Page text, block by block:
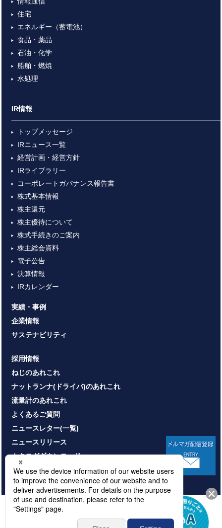
住宅
エネルギー（蓄電池）
食品・薬品
石油・化学
船舶・燃焼
水処理
IR情報
トップメッセージ
IRニュース一覧
経営計画・経営方針
IRライブラリー
コーポレートガバナンス報告書
株式基本情報
株主還元
株主優待について
株式手続きのご案内
株主総会資料
電子公告
決算情報
IRカレンダー
実績・事例
企業情報
サステナビリティ
採用情報
ねじのあれこれ
ナットランナ(ドライバ)のあれこれ
流量計のあれこれ
よくあるご質問
ニュースレター(一覧)
ニュースリリース
カタログダウンロード
お問い合わせ
HOME プライバシーポリシー
情報セキュリティ基本方針